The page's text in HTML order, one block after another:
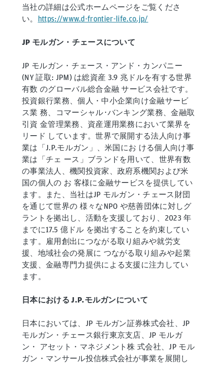
当社の詳細は公式ホームページをご覧くださ
い。
https://www.d-frontier-life.co.jp/
JP モルガン・チェースについて
JP モルガン・チェース・アンド・カンパニー
(NY 証取: JPM) は総資産 3.9 兆ドルを有する世界
有数 のグローバル総合金融 サービス会社です。
投資銀行業務、個人・中小企業向け金融サービ
ス業 務、コマーシャル･バンキング業務、金融取
引資 金管理業務、資産運用業務において業界を
リード しています。世界で展開する法人向け事
業は「J.P.モルガン」、米国にお ける個人向け事
業は「チェ ース」ブランドを用いて、世界有数
の事業法人、機関投資家、政府系機関および米
国の個人の お 客様に金融サービスを提供してい
ます。また、当社はJP モルガン・チェース財団
を通じて世界の 様々なNPO や慈善団体に対しグ
ラントを拠出し、活動を支援しており、2023 年
までに17.5 億ドル を拠出することを約束してい
ます。雇用創出につながる取り組みや就労支
援、地域社会の発展に つながる取り組みや起業
支援、金融専門力提供による支援に注力してい
ます。
日本における J.P.モルガンについて
日本においては、JP モルガン証券株式会社、JP
モルガン・チェース銀行東京支店、JP モルガ
ン・ アセット・マネジメント株 式会社、JP モル
ガン・マンサール投信株式会社が事業を展開し